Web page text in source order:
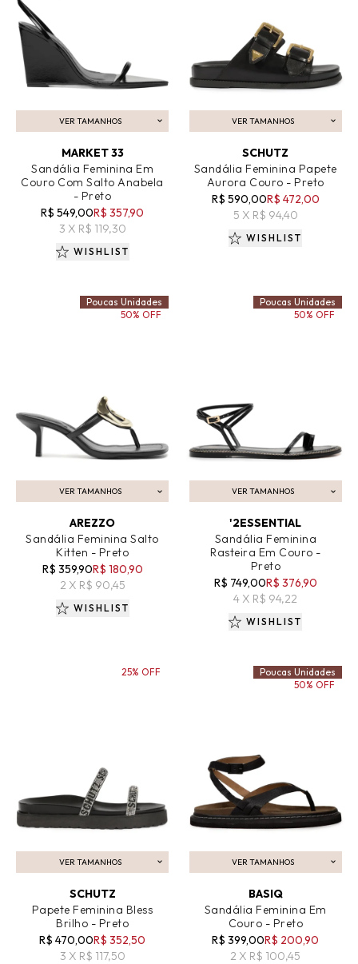
VER TAMANHOS
ADICIONAR AO CARRINHO
MARKET 33
Sandália Feminina Em
Couro Com Salto Anabela
- Preto
R$ 549,00R$ 357,90
3 X R$ 119,30
WISHLIST
VER TAMANHOS
ADICIONAR AO CARRINHO
SCHUTZ
Sandália Feminina Papete
Aurora Couro - Preto
R$ 590,00R$ 472,00
5 X R$ 94,40
WISHLIST
VER TAMANHOS
ADICIONAR AO CARRINHO
AREZZO
Sandália Feminina Salto
Kitten - Preto
R$ 359,90R$ 180,90
2 X R$ 90,45
Poucas Unidades
50% OFF
WISHLIST
VER TAMANHOS
ADICIONAR AO CARRINHO
'2ESSENTIAL
Sandália Feminina
Rasteira Em Couro -
Preto
R$ 749,00R$ 376,90
4 X R$ 94,22
Poucas Unidades
50% OFF
WISHLIST
VER TAMANHOS
ADICIONAR AO CARRINHO
SCHUTZ
Papete Feminina Bless
Brilho - Preto
R$ 470,00R$ 352,50
3 X R$ 117,50
25% OFF
VER TAMANHOS
ADICIONAR AO CARRINHO
BASIQ
Sandália Feminina Em
Couro - Preto
R$ 399,00R$ 200,90
2 X R$ 100,45
Poucas Unidades
50% OFF